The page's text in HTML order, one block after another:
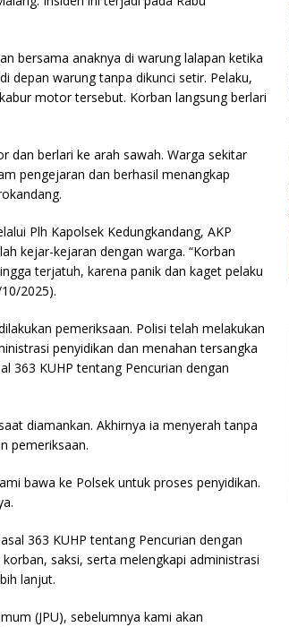
bersama anaknya di warung lalapan ketika
depan warung tanpa dikunci setir. Pelaku,
motor tersebut. Korban langsung berlari
dan berlari ke arah sawah. Warga sekitar
pengejaran dan berhasil menangkap
Plh Kapolsek Kedungkandang, AKP
kejar-kejaran dengan warga. “Korban
terjatuh, karena panik dan kaget pelaku
2025).
pemeriksaan. Polisi telah melakukan
penyidikan dan menahan tersangka
363 KUHP tentang Pencurian dengan
diamankan. Akhirnya ia menyerah tanpa
pemeriksaan.
bawa ke Polsek untuk proses penyidikan.
363 KUHP tentang Pencurian dengan
saksi, serta melengkapi administrasi
lanjut.
(JPU), sebelumnya kami akan